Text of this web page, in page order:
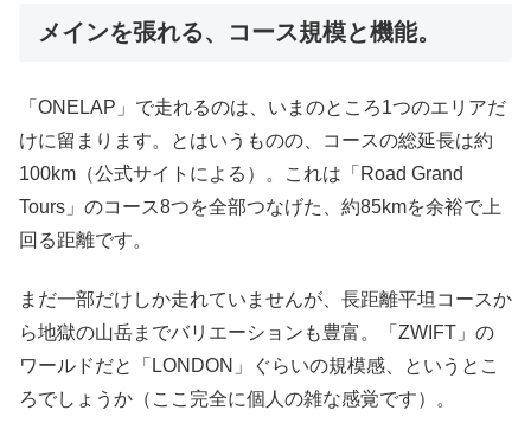
メインを張れる、コース規模と機能。
「ONELAP」で走れるのは、いまのところ1つのエリアだ
けに留まります。とはいうものの、コースの総延長は約
100km（公式サイトによる）。これは「Road Grand
Tours」のコース8つを全部つなげた、約85kmを余裕で上
回る距離です。
まだ一部だけしか走れていませんが、長距離平坦コースか
ら地獄の山岳までバリエーションも豊富。「ZWIFT」の
ワールドだと「LONDON」ぐらいの規模感、というとこ
ろでしょうか（ここ完全に個人の雑な感覚です）。